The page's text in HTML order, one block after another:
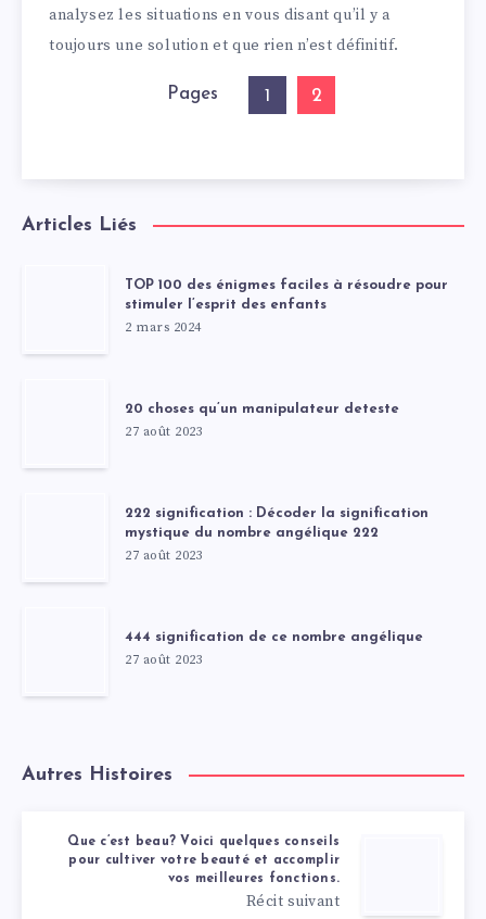
analysez les situations en vous disant qu’il y a
toujours une solution et que rien n’est définitif.
Pages 1 2
Articles Liés
TOP 100 des énigmes faciles à résoudre pour
stimuler l’esprit des enfants
2 mars 2024
20 choses qu’un manipulateur deteste
27 août 2023
222 signification : Décoder la signification
mystique du nombre angélique 222
27 août 2023
444 signification de ce nombre angélique
27 août 2023
Autres Histoires
Que c’est beau? Voici quelques conseils
pour cultiver votre beauté et accomplir
vos meilleures fonctions.
Récit suivant